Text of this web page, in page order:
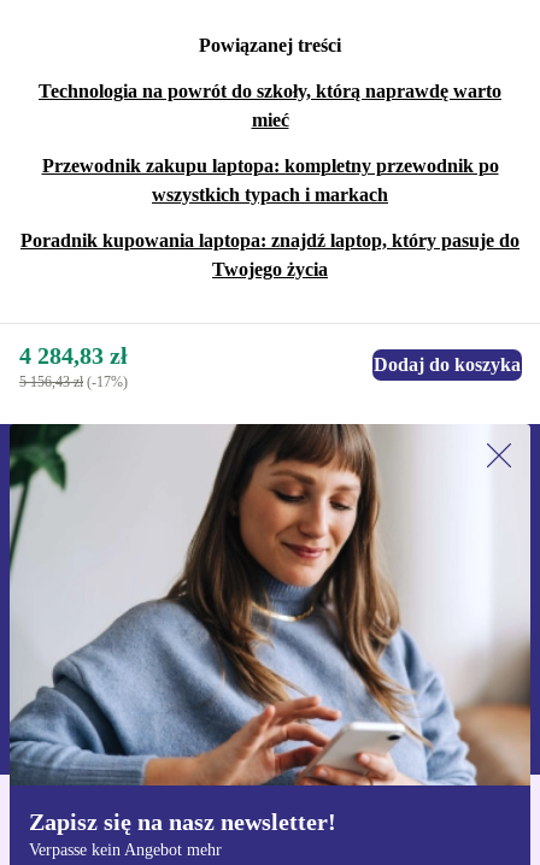
Powiązanej treści
Technologia na powrót do szkoły, którą naprawdę warto
mieć
Przewodnik zakupu laptopa: kompletny przewodnik po
wszystkich typach i markach
Poradnik kupowania laptopa: znajdź laptop, który pasuje do
Twojego życia
4 284,83 zł
5 156,43 zł (-17%)
Dodaj do koszyka
Zapisz się na nasz newsletter!
Verpasse kein Angebot mehr
Zapisz się na nasz newsletter!
Nie przegap żadnej oferty.
Zarejestruj się
Informacje na temat używania danych osobowych znajdują się w
naszej
Polityce prywatności
Pobierz aplikację refurbed
Dla iOS i Android